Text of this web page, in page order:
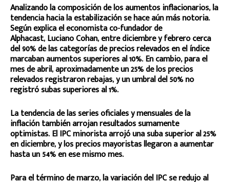
Analizando la composición de los aumentos inflacionarios, la
tendencia hacia la estabilización se hace aún más notoria.
Según explica el economista co-fundador de
Alphacast, Luciano Cohan, entre diciembre y febrero cerca
del 90% de las categorías de precios relevados en el índice
marcaban aumentos superiores al 10%. En cambio, para el
mes de abril, aproximadamente un 25% de los precios
relevados registraron rebajas, y un umbral del 50% no
registró subas superiores al 1%.
La tendencia de las series oficiales y mensuales de la
inflación también arrojan resultados sumamente
optimistas. El IPC minorista arrojó una suba superior al 25%
en diciembre, y los precios mayoristas llegaron a aumentar
hasta un 54% en ese mismo mes.
Para el término de marzo, la variación del IPC se redujo al